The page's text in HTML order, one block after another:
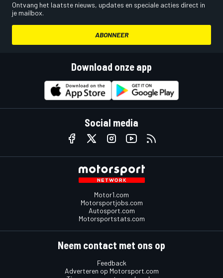
Ontvang het laatste nieuws, updates en speciale acties direct in
je mailbox.
ABONNEER
Download onze app
Social media
Motor1.com
Motorsportjobs.com
Autosport.com
Motorsportstats.com
Neem contact met ons op
Feedback
Adverteren op Motorsport.com